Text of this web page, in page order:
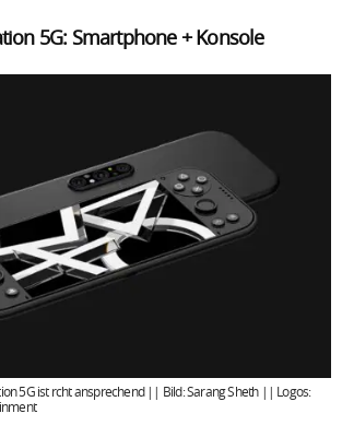
5G: Smartphone + Konsole
5G ist rcht ansprechend || Bild: Sarang Sheth || Logos: